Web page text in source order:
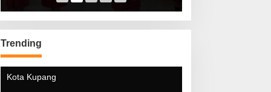
Trending
Kota Kupang